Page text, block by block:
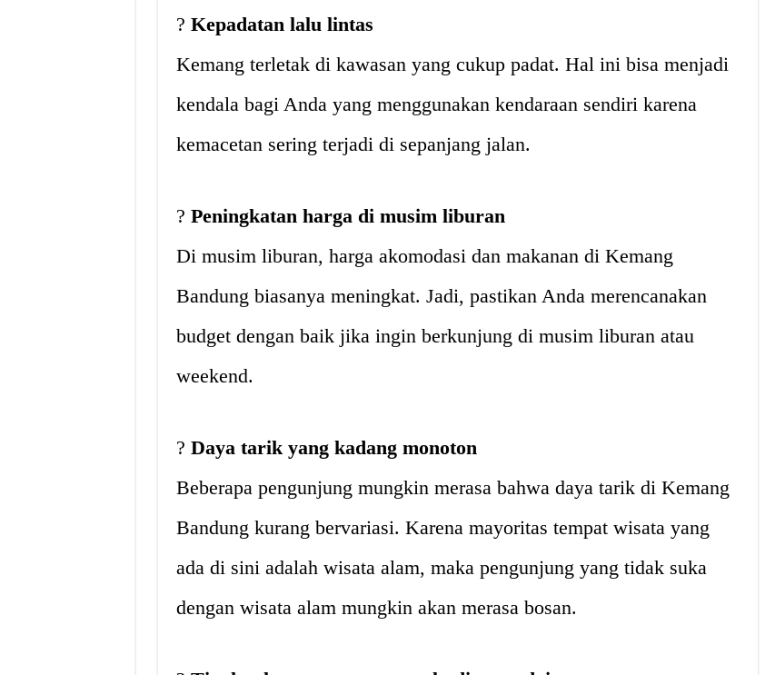
? Kepadatan lalu lintas
Kemang terletak di kawasan yang cukup padat. Hal ini bisa menjadi
kendala bagi Anda yang menggunakan kendaraan sendiri karena
kemacetan sering terjadi di sepanjang jalan.
? Peningkatan harga di musim liburan
Di musim liburan, harga akomodasi dan makanan di Kemang
Bandung biasanya meningkat. Jadi, pastikan Anda merencanakan
budget dengan baik jika ingin berkunjung di musim liburan atau
weekend.
? Daya tarik yang kadang monoton
Beberapa pengunjung mungkin merasa bahwa daya tarik di Kemang
Bandung kurang bervariasi. Karena mayoritas tempat wisata yang
ada di sini adalah wisata alam, maka pengunjung yang tidak suka
dengan wisata alam mungkin akan merasa bosan.